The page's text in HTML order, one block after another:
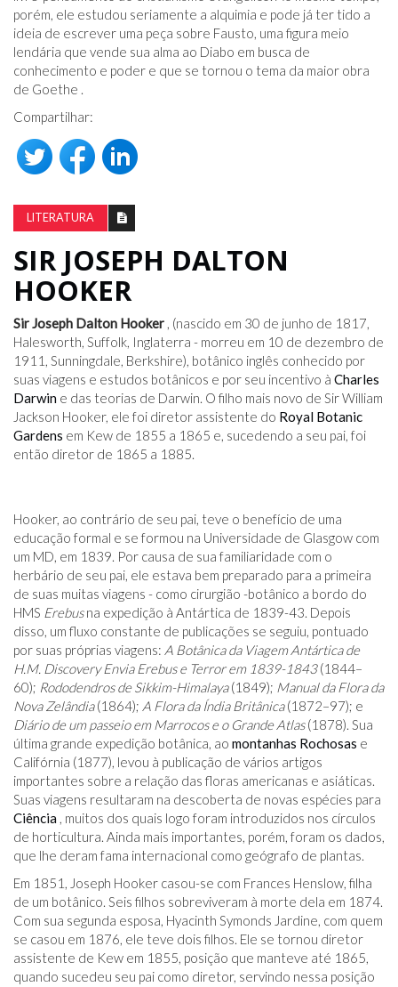
porém, ele estudou seriamente a alquimia e pode já ter tido a
ideia de escrever uma peça sobre Fausto, uma figura meio
lendária que vende sua alma ao Diabo em busca de
conhecimento e poder e que se tornou o tema da maior obra
de Goethe .
Compartilhar:
LITERATURA
SIR JOSEPH DALTON
HOOKER
Sir Joseph Dalton Hooker , (nascido em 30 de junho de 1817,
Halesworth, Suffolk, Inglaterra - morreu em 10 de dezembro de
1911, Sunningdale, Berkshire), botânico inglês conhecido por
suas viagens e estudos botânicos e por seu incentivo à Charles
Darwin e das teorias de Darwin. O filho mais novo de Sir William
Jackson Hooker, ele foi diretor assistente do Royal Botanic
Gardens em Kew de 1855 a 1865 e, sucedendo a seu pai, foi
então diretor de 1865 a 1885.
Hooker, ao contrário de seu pai, teve o benefício de uma
educação formal e se formou na Universidade de Glasgow com
um MD, em 1839. Por causa de sua familiaridade com o
herbário de seu pai, ele estava bem preparado para a primeira
de suas muitas viagens - como cirurgião -botânico a bordo do
HMS Erebusna expedição à Antártica de 1839-43. Depois
disso, um fluxo constante de publicações se seguiu, pontuado
por suas próprias viagens: A Botânica da Viagem Antártica de
H.M. Discovery Envia Erebus e Terror em 1839-1843(1844–
60); Rododendros de Sikkim-Himalaya(1849); Manual da Flora da
Nova Zelândia(1864); A Flora da Índia Britânica(1872–97); e
Diário de um passeio em Marrocos e o Grande Atlas(1878). Sua
última grande expedição botânica, ao montanhas Rochosas e
Califórnia (1877), levou à publicação de vários artigos
importantes sobre a relação das floras americanas e asiáticas.
Suas viagens resultaram na descoberta de novas espécies para
Ciência , muitos dos quais logo foram introduzidos nos círculos
de horticultura. Ainda mais importantes, porém, foram os dados,
que lhe deram fama internacional como geógrafo de plantas.
Em 1851, Joseph Hooker casou-se com Frances Henslow, filha
de um botânico. Seis filhos sobreviveram à morte dela em 1874.
Com sua segunda esposa, Hyacinth Symonds Jardine, com quem
se casou em 1876, ele teve dois filhos. Ele se tornou diretor
assistente de Kew em 1855, posição que manteve até 1865,
quando sucedeu seu pai como diretor, servindo nessa posição